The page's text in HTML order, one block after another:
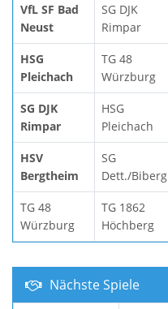
VfL SF Bad
Neust
SG DJK
Rimpar
HSG
Pleichach
TG 48
Würzburg
SG DJK
Rimpar
HSG
Pleichach
HSV
Bergtheim
SG
Dett./Biberg
TG 48
Würzburg
TG 1862
Höchberg
Nächste Spiele